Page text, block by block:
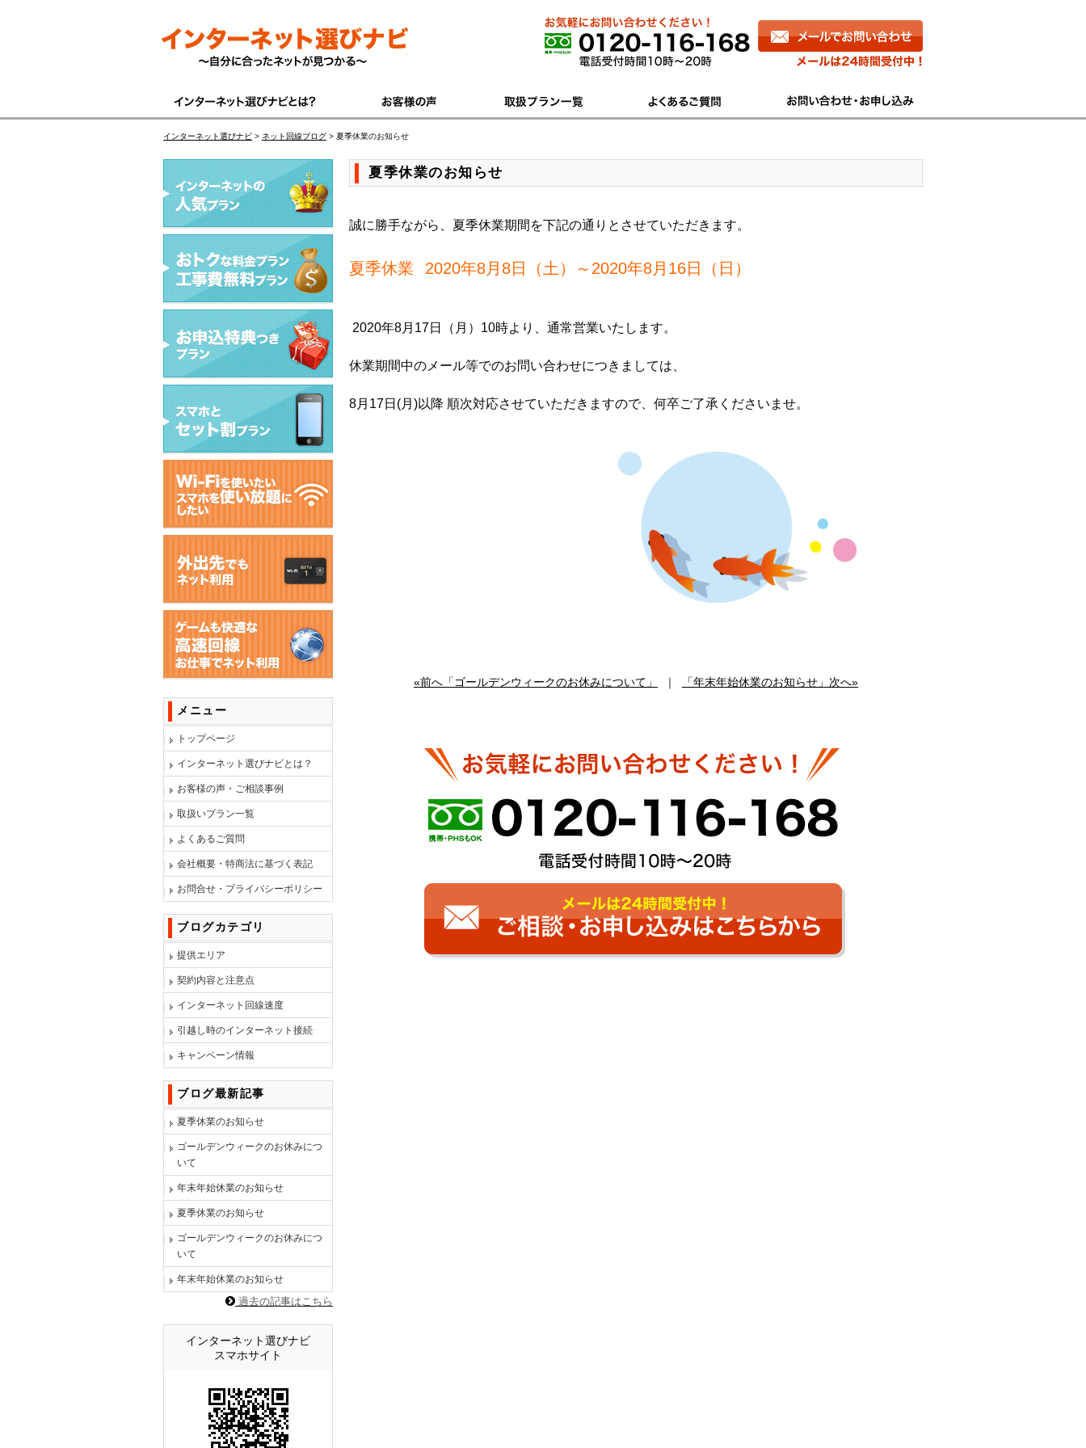
インターネット選びナビ > ネット回線ブログ > 夏季休業のお知らせ
夏季休業のお知らせ
誠に勝手ながら、夏季休業期間を下記の通りとさせていただきます。
夏季休業 2020年8月8日（土）～2020年8月16日（日）
2020年8月17日（月）10時より、通常営業いたします。
休業期間中のメール等でのお問い合わせにつきましては、
8月17日(月)以降 順次対応させていただきますので、何卒ご了承くださいませ。
«前へ「ゴールデンウィークのお休みについて」 ｜ 「年末年始休業のお知らせ」次へ»
メニュー
トップページ
インターネット選びナビとは？
お客様の声・ご相談事例
取扱いプラン一覧
よくあるご質問
会社概要・特商法に基づく表記
お問合せ・プライバシーポリシー
ブログカテゴリ
提供エリア
契約内容と注意点
インターネット回線速度
引越し時のインターネット接続
キャンペーン情報
ブログ最新記事
夏季休業のお知らせ
ゴールデンウィークのお休みにつ
いて
年末年始休業のお知らせ
夏季休業のお知らせ
ゴールデンウィークのお休みにつ
いて
年末年始休業のお知らせ
過去の記事はこちら
インターネット選びナビ
スマホサイト